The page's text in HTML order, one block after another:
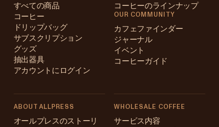
すべての商品
コーヒー
ドリップバッグ
サブスクリプション
グッズ
抽出器具
アカウントにログイン
コーヒーのラインナップ
OUR COMMUNITY
カフェファインダー
ジャーナル
イベント
コーヒーガイド
ABOUT ALLPRESS
オールプレスのストーリ
WHOLESALE COFFEE
サービス内容
Australia